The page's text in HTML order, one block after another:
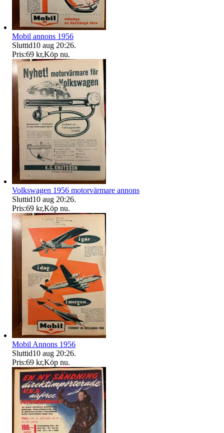
Mobil annons 1956
Sluttid10 aug 20:26.
Pris:69 kr,Köp nu.
Volkswagen 1956 motorvärmare annons
Sluttid10 aug 20:26.
Pris:69 kr,Köp nu.
Mobil Annons 1956
Sluttid10 aug 20:26.
Pris:69 kr,Köp nu.